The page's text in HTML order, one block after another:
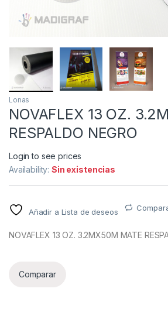
Lonas
NOVAFLEX 13 OZ.
RESPALDO NEGRO
Login to see prices
Availability:Sin existencias
Añadir a Lista de deseos
NOVAFLEX 13 OZ. 3.2MX50M MATE
Comparar